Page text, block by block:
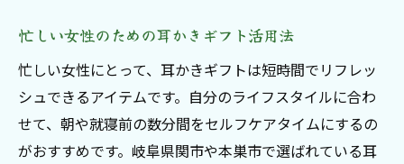
忙しい女性のための耳かきギフト活用法
忙しい女性にとって、耳かきギフトは短時間でリフレッ
シュできるアイテムです。自分のライフスタイルに合わ
せて、朝や就寝前の数分間をセルフケアタイムにするの
がおすすめです。岐阜県関市や本巣市で選ばれている耳